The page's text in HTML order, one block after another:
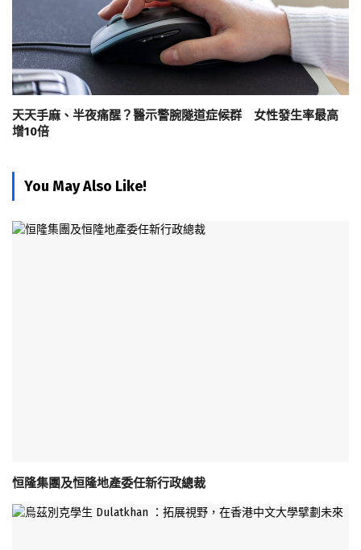
天天手麻、半夜痛醒？醫示警腕隧道症候群 女性發生率最高
增10倍
You May Also Like!
恒隆集團及恒隆地產委任新行政總裁